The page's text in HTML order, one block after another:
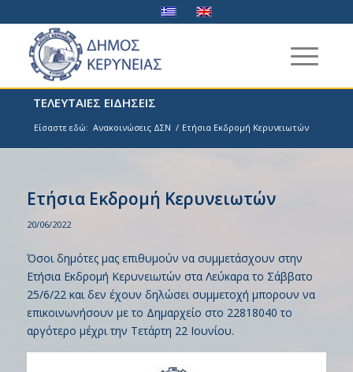
ΤΕΛΕΥΤΑΙΕΣ ΕΙΔΗΣΕΙΣ
Είσαστε εδώ: Ανακοινώσεις ΔΣΝ / Ετήσια Εκδρομή Κερυνειωτών
Ετήσια Εκδρομή Κερυνειωτών
20/06/2022
Όσοι δημότες μας επιθυμούν να συμμετάσχουν στην
Ετήσια Εκδρομή Κερυνειωτών στα Λεύκαρα το Σάββατο
25/6/22 και δεν έχουν δηλώσει συμμετοχή μπορουν να
επικοινωνήσουν με το Δημαρχείο στο 22818040 το
αργότερο μέχρι την Τετάρτη 22 Ιουνίου.